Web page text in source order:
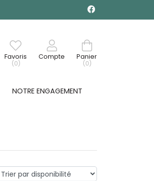
Favoris
(0)
Compte
Panier
(0)
NOTRE ENGAGEMENT